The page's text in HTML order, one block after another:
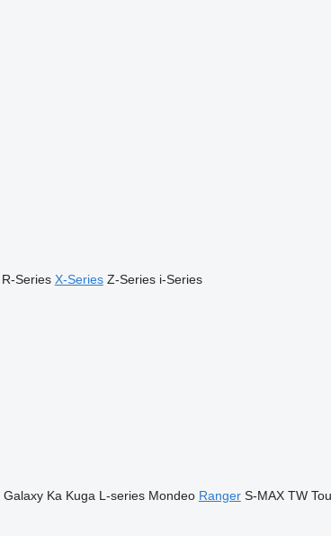
R-Series X-Series Z-Series i-Series
Galaxy Ka Kuga L-series Mondeo Ranger S-MAX TW